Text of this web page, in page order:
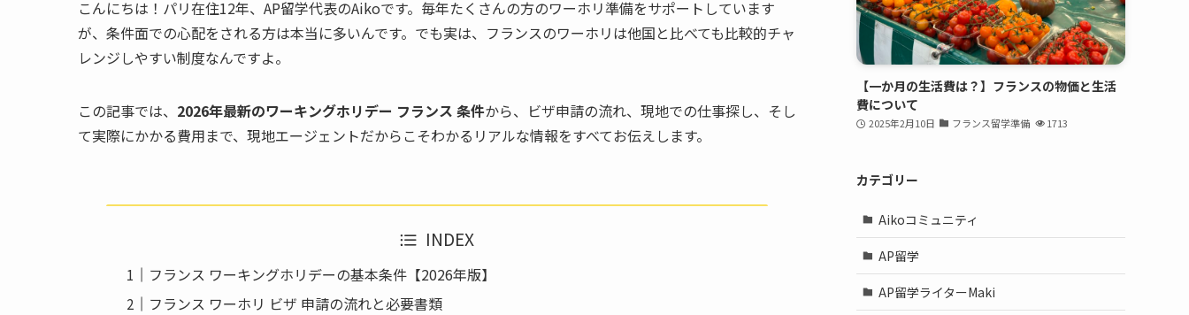
こんにちは！パリ在住12年、AP留学代表のAikoです。毎年たくさんの方のワーホリ準備をサポートしています
が、条件面での心配をされる方は本当に多いんです。でも実は、フランスのワーホリは他国と比べても比較的チャ
レンジしやすい制度なんですよ。
この記事では、 2026年最新のワーキングホリデー フランス 条件から、ビザ申請の流れ、現地での仕事探し、そし
て実際にかかる費用まで、現地エージェントだからこそわかるリアルな情報をすべてお伝えします。
INDEX
フランス ワーキングホリデーの基本条件【2026年版】
フランス ワーホリ ビザ 申請の流れと必要書類
【一か月の生活費は？】フランスの物価と生活
費について
2025年2月10日 フランス留学準備 1713
カテゴリー
Aikoコミュニティ
AP留学
AP留学ライターMaki